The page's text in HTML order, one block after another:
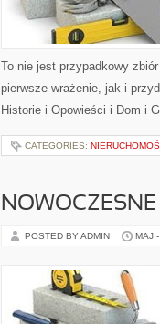
To nie jest przypadkowy
pierwsze wrażenie, jak i
Historie i Opowieści i Dom i
CATEGORIES:
POSTED BY ADMIN MAJ